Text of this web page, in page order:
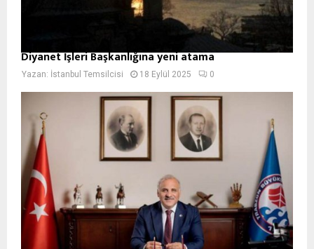
Diyanet İşleri Başkanlığına yeni atama
Yazan: İstanbul Temsilcisi 18 Eylül 2025 0